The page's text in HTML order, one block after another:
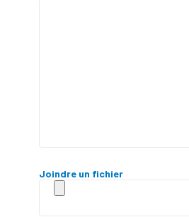
Joindre un fichier